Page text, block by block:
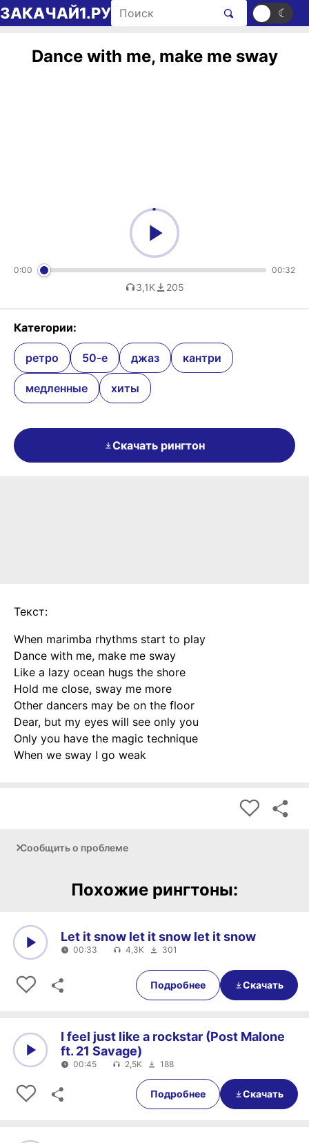
Перейти к содержимому
ЗАКАЧАЙ1.РУ Поиск рингтонов ☀ ☾
Dance with me, make me sway
0:00 00:32
3,1K 205
Категории:
ретро 50-е джаз кантри
медленные хиты
Скачать рингтон
Текст:
When marimba rhythms start to play
Dance with me, make me sway
Like a lazy ocean hugs the shore
Hold me close, sway me more
Other dancers may be on the floor
Dear, but my eyes will see only you
Only you have the magic technique
When we sway I go weak
Сообщить о проблеме
Похожие рингтоны:
00:33
Let it snow let it snow let it snow
00:33 4,3K 301
Подробнее Скачать
00:45
I feel just like a rockstar (Post Malone
ft. 21 Savage)
00:45 2,5K 188
Подробнее Скачать